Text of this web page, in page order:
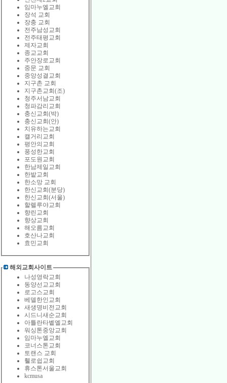
임마누엘교회
장석 교회
장충 교회
전주남성교회
전주태평교회
제자교회
종교교회
주안장로교회
중문 교회
중앙성결교회
지구촌 교회
지구촌교회(조)
청주서남교회
청파감리교회
충신교회(박)
충신교회(안)
치유하는교회
캘거리교회
평안의교회
풍성한교회
포도원교회
한남제일교회
한밭교회
한소망 교회
한신교회(분당)
한신교회(서울)
할렐루야교회
향린교회
향상교회
해오름교회
호산나교회
효민교회
해외교회사이트
나성영락교회
동양선교교회
로고스교회
베델한인교회
새생명비전교회
시드니새순교회
아틀란타벹엘교회
워싱톤중앙교회
임마누엘교회
코너스톤교회
토랜스 교회
휄로쉽교회
휴스톤서울교회
kcmusa